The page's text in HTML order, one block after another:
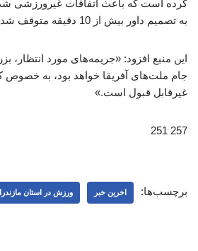
کرده است که باعث اتفاقات غیرورزشی
به تصمیم داور بیش از 10 دقیقه متوقف شده است.
این منبع افزود: «جریمه‌های مورد انتظار،
جام ملت‌های آفریقا خواهد بود، به خصوص
غیرقابل قبول است.»
257 251
برچسب‌ها: اخرین خبر ورزش در استان